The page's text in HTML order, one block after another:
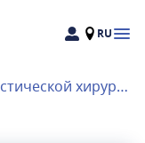
RU
Клиника пластической хирургии и косметологии «Бикод»